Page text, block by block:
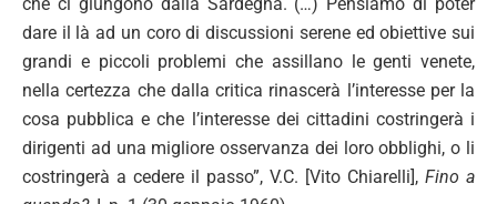
dare il là ad un coro di discussioni serene ed obiettive sui
grandi e piccoli problemi che assillano le genti venete,
nella certezza che dalla critica rinascerà l’interesse per la
cosa pubblica e che l’interesse dei cittadini costringerà i
dirigenti ad una migliore osservanza dei loro obblighi, o li
costringerà a cedere il passo”, V.C. [Vito Chiarelli], Fino a